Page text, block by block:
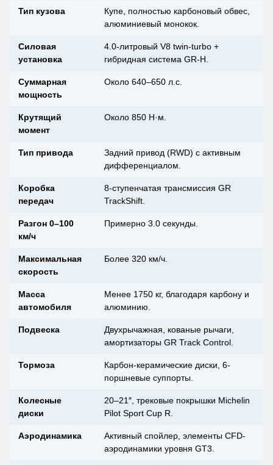
Тип кузова
Купе, полностью карбоновый обвес,
алюминиевый монокок.
Силовая
установка
4.0-литровый V8 twin-turbo +
гибридная система GR-H.
Суммарная
мощность
Около 640–650 л.с.
Крутящий
момент
Около 850 Н·м.
Тип привода
Задний привод (RWD) с активным
дифференциалом.
Коробка
передач
8-ступенчатая трансмиссия GR
TrackShift.
Разгон 0–100
км/ч
Примерно 3.0 секунды.
Максимальная
скорость
Более 320 км/ч.
Масса
автомобиля
Менее 1750 кг, благодаря карбону и
алюминию.
Подвеска
Двухрычажная, кованые рычаги,
амортизаторы GR Track Control.
Тормоза
Карбон-керамические диски, 6-
поршневые суппорты.
Колесные
диски
20–21″, трековые покрышки Michelin
Pilot Sport Cup R.
Аэродинамика
Активный спойлер, элементы CFD-
аэродинамики уровня GT3.